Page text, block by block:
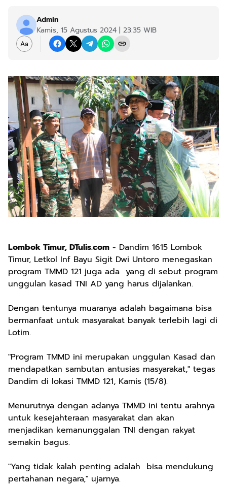
Admin
Kamis, 15 Agustus 2024 | 23:35 WIB
Lombok Timur, DTulis.com - Dandim 1615 Lombok
Timur, Letkol Inf Bayu Sigit Dwi Untoro menegaskan
program TMMD 121 juga ada yang di sebut program
unggulan kasad TNI AD yang harus dijalankan.
Dengan tentunya muaranya adalah bagaimana bisa
bermanfaat untuk masyarakat banyak terlebih lagi di
Lotim.
"Program TMMD ini merupakan unggulan Kasad dan
mendapatkan sambutan antusias masyarakat," tegas
Dandim di lokasi TMMD 121, Kamis (15/8).
Menurutnya dengan adanya TMMD ini tentu arahnya
untuk kesejahteraan masyarakat dan akan
menjadikan kemanunggalan TNI dengan rakyat
semakin bagus.
"Yang tidak kalah penting adalah bisa mendukung
pertahanan negara," ujarnya.